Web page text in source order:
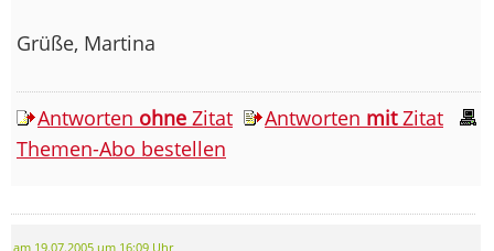
Grüße, Martina
Antworten ohne Zitat Antworten mitZitat
Themen-Abo bestellen
am 19.07.2005 um 16:09 Uhr